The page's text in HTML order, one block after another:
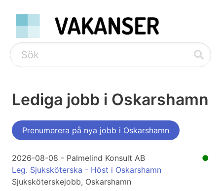
Lediga jobb i Oskarshamn
Prenumerera på nya jobb i Oskarshamn
●
2026-08-08 - Palmelind Konsult AB
Leg. Sjuksköterska - Höst i Oskarshamn
Sjuksköterskejobb, Oskarshamn